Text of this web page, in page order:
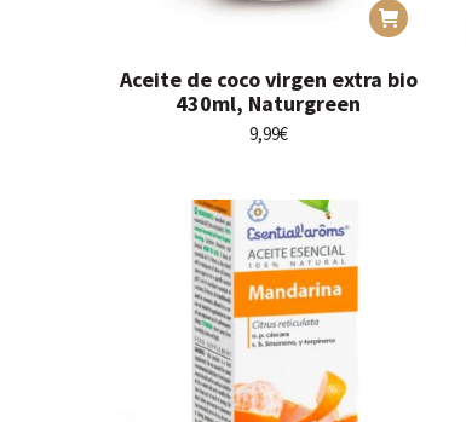
Aceite de coco virgen extra bio
430ml, Naturgreen
9,99€